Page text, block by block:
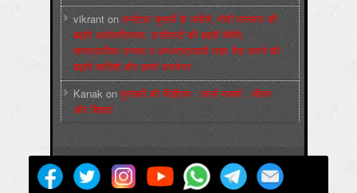
vikrant onकर्नाटक चुनावों के नतीजे, मोदी सरकार की
बढ़ती अलोकप्रियता, फ़ासिस्टों की बढ़ती बेचैनी,
साम्प्रदायिक उन्माद व अन्धराष्ट्रवादी लहर पैदा करने की
बढ़ती साज़िशें और हमारे कार्यभार
Kanak onपुस्‍तकों की पीडीएफ : कार्ल मार्क्‍स : जीवन
और शिक्षाएं
मज़दूर बिगुल Powered by
WordPress
Max Magazine Theme was created by